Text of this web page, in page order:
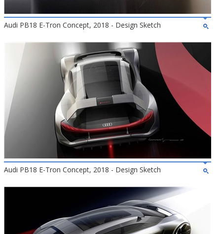
Audi PB18 E-Tron Concept, 2018 - Design Sketch
Audi PB18 E-Tron Concept, 2018 - Design Sketch